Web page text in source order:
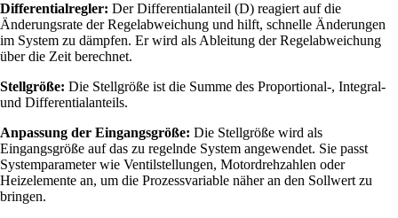
Differentialregler: Der Differentialanteil (D) reagiert auf die
Änderungsrate der Regelabweichung und hilft, schnelle Änderungen
im System zu dämpfen. Er wird als Ableitung der Regelabweichung
über die Zeit berechnet.
Stellgröße: Die Stellgröße ist die Summe des Proportional-, Integral-
und Differentialanteils.
Anpassung der Eingangsgröße: Die Stellgröße wird als
Eingangsgröße auf das zu regelnde System angewendet. Sie passt
Systemparameter wie Ventilstellungen, Motordrehzahlen oder
Heizelemente an, um die Prozessvariable näher an den Sollwert zu
bringen.